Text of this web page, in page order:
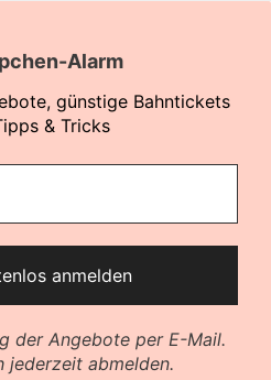
Alarm
günstige Bahntickets
& Tricks
der Angebote per E-Mail.
jederzeit abmelden.